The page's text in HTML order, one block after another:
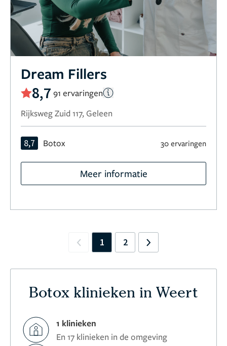
Dream Fillers
8,7 91 ervaringen
Rijksweg Zuid 117, Geleen
8,7 Botox 30 ervaringen
Meer informatie
Previous
1 2 Next
Botox klinieken in Weert
1 klinieken
En 17 klinieken in de omgeving